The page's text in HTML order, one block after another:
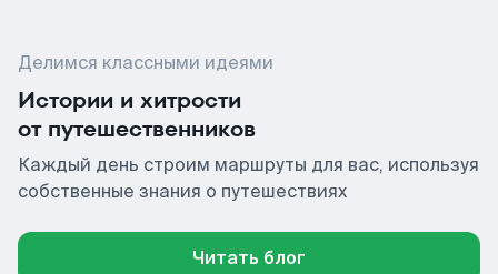
Делимся классными идеями
Истории и хитрости
от путешественников
Каждый день строим маршруты для вас, используя
собственные знания о путешествиях
Читать блог